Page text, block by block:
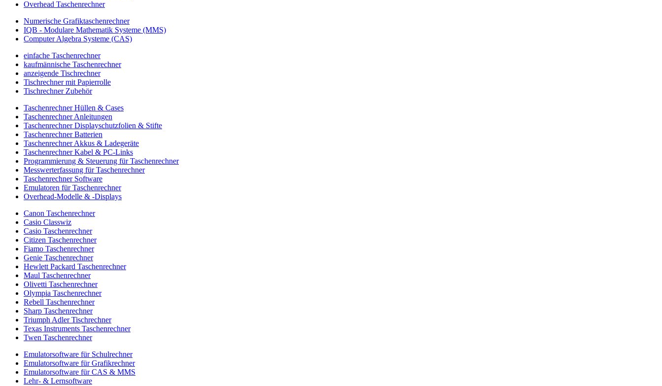
Overhead Taschenrechner
Numerische Grafiktaschenrechner
IQB - Modulare Mathematik Systeme (MMS)
Computer Algebra Systeme (CAS)
einfache Taschenrechner
kaufmännische Taschenrechner
anzeigende Tischrechner
Tischrechner mit Papierrolle
Tischrechner Zubehör
Taschenrechner Hüllen & Cases
Taschenrechner Anleitungen
Taschenrechner Displayschutzfolien & Stifte
Taschenrechner Batterien
Taschenrechner Akkus & Ladegeräte
Taschenrechner Kabel & PC-Links
Programmierung & Steuerung für Taschenrechner
Messwerterfassung für Taschenrechner
Taschenrechner Software
Emulatoren für Taschenrechner
Overhead-Modelle & -Displays
Canon Taschenrechner
Casio Classwiz
Casio Taschenrechner
Citizen Taschenrechner
Fiamo Taschenrechner
Genie Taschenrechner
Hewlett Packard Taschenrechner
Maul Taschenrechner
Olivetti Taschenrechner
Olympia Taschenrechner
Rebell Taschenrechner
Sharp Taschenrechner
Triumph Adler Tischrechner
Texas Instruments Taschenrechner
Twen Taschenrechner
Emulatorsoftware für Schulrechner
Emulatorsoftware für Grafikrechner
Emulatorsoftware für CAS & MMS
Lehr- & Lernsoftware